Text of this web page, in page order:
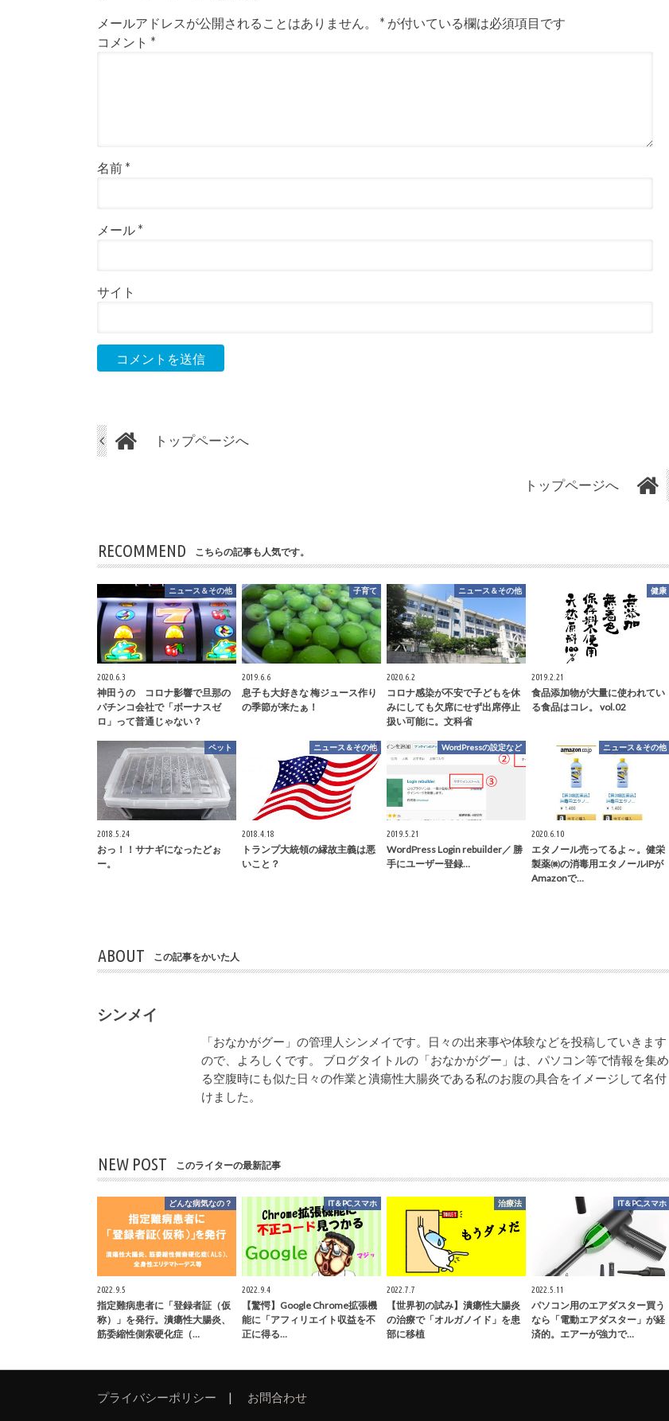
メールアドレスが公開されることはありません。 * が付いている欄は必須項目です
コメント *
名前 *
メール *
サイト
トップページへ
トップページへ
RECOMMEND こちらの記事も人気です。
ニュース＆その他
2020.6.3
神田うの コロナ影響で旦那の
パチンコ会社で「ボーナスゼ
ロ」って普通じゃない？
子育て
2019.6.6
息子も大好きな 梅ジュース作り
の季節が来たぁ！
ニュース＆その他
2020.6.2
コロナ感染が不安で子どもを休
みにしても欠席にせず出席停止
扱い可能に。文科省
健康
2019.2.21
食品添加物が大量に使われてい
る食品はコレ。 vol.02
ペット
2018.5.24
おっ！！サナギになったどぉ
ー。
ニュース＆その他
2018.4.18
トランプ大統領の縁故主義は悪
いこと？
WordPressの設定など
2019.5.21
WordPress Login rebuilder／ 勝
手にユーザー登録…
ニュース＆その他
2020.6.10
エタノール売ってるよ～。健栄
製薬㈱の消毒用エタノールIPが
Amazonで…
ABOUT この記事をかいた人
シンメイ
「おなかがグー」の管理人シンメイです。日々の出来事や体験などを投稿していきます
ので、よろしくです。 ブログタイトルの「おなかがグー」は、パソコン等で情報を集め
る空腹時にも似た日々の作業と潰瘍性大腸炎である私のお腹の具合をイメージして名付
けました。
NEW POST このライターの最新記事
どんな病気なの？
2022.9.5
指定難病患者に「登録者証（仮
称）」を発行。潰瘍性大腸炎、
筋委縮性側索硬化症（…
IT＆PC,スマホ
2022.9.4
【驚愕】Google Chrome拡張機
能に「アフィリエイト収益を不
正に得る…
治療法
2022.7.7
【世界初の試み】潰瘍性大腸炎
の治療で「オルガノイド」を患
部に移植
IT＆PC,スマホ
2022.5.11
パソコン用のエアダスター買う
なら「電動エアダスター」が経
済的。エアーが強力で…
プライバシーポリシー お問合わせ